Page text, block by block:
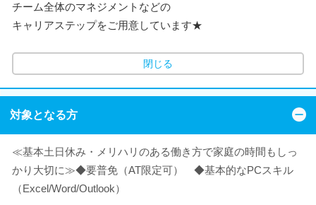
チーム全体のマネジメントなどの
キャリアステップをご用意しています★
閉じる
対象となる方
≪基本土日休み・メリハリのある働き方で家庭の時間もしっ
かり大切に≫◆要普免（AT限定可） ◆基本的なPCスキル
（Excel/Word/Outlook）